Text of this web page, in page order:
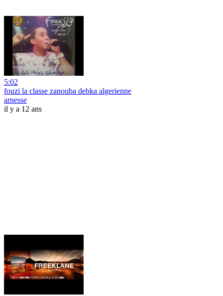
5:02
fouzi la classe zanouba debka algerienne
arnesse
il y a 12 ans